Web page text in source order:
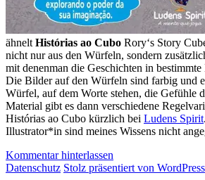
ähnelt Histórias ao Cubo Rory‘s Story
nicht nur aus den Würfeln, sondern
mit denenman die Geschichten in
Die Bilder auf den Würfeln sind farbig und
Würfel, auf dem Worte stehen, die Gefühle
Material gibt es dann verschiedene
Histórias ao Cubo kürzlich bei Ludens Spirit
Illustrator*in sind meines Wissens nicht
Kommentar hinterlassen
Datenschutz Stolz präsentiert von WordPress